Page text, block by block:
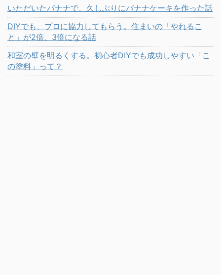
いただいたバナナで、久しぶりにバナナケーキを作った話
DIYでも、プロに協力してもらう。住まいの「やれるこ
と」が2倍、3倍になる話
和室の壁を明るくする。初心者DIYでも成功しやすい「こ
の塗料」って？